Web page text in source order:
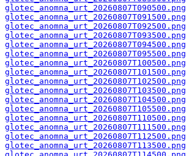
glotec_anomna_urt_20260807T090500.png
glotec_anomna_urt_20260807T091500.png
glotec_anomna_urt_20260807T092500.png
glotec_anomna_urt_20260807T093500.png
glotec_anomna_urt_20260807T094500.png
glotec_anomna_urt_20260807T095500.png
glotec_anomna_urt_20260807T100500.png
glotec_anomna_urt_20260807T101500.png
glotec_anomna_urt_20260807T102500.png
glotec_anomna_urt_20260807T103500.png
glotec_anomna_urt_20260807T104500.png
glotec_anomna_urt_20260807T105500.png
glotec_anomna_urt_20260807T110500.png
glotec_anomna_urt_20260807T111500.png
glotec_anomna_urt_20260807T112500.png
glotec_anomna_urt_20260807T113500.png